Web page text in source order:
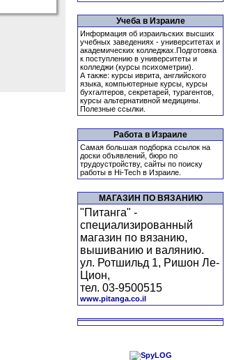
Учеба в Израиле
Информация об израильских высших
учебных заведениях - университетах и
академических колледжах.Подготовка
к поступлению в университеты и
колледжи (курсы психометрии).
А также: курсы иврита, английского
языка, компьютерные курсы, курсы
бухгалтеров, секретарей, турагентов,
курсы альтернативной медицины.
Полезные ссылки.
Работа в Израиле
Самая большая подборка ссылок на
доски объявлений, бюро по
трудоустройству, сайты по поиску
работы в Hi-Tech в Израиле.
МАГАЗИН ПО ВЯЗАНИЮ
"Питанга" -
специализированный
магазин по вязанию,
вышиванию и валянию.
ул. Ротшильд 1, Ришон Ле-
Цион,
тел. 03-9500515
www.pitanga.co.il